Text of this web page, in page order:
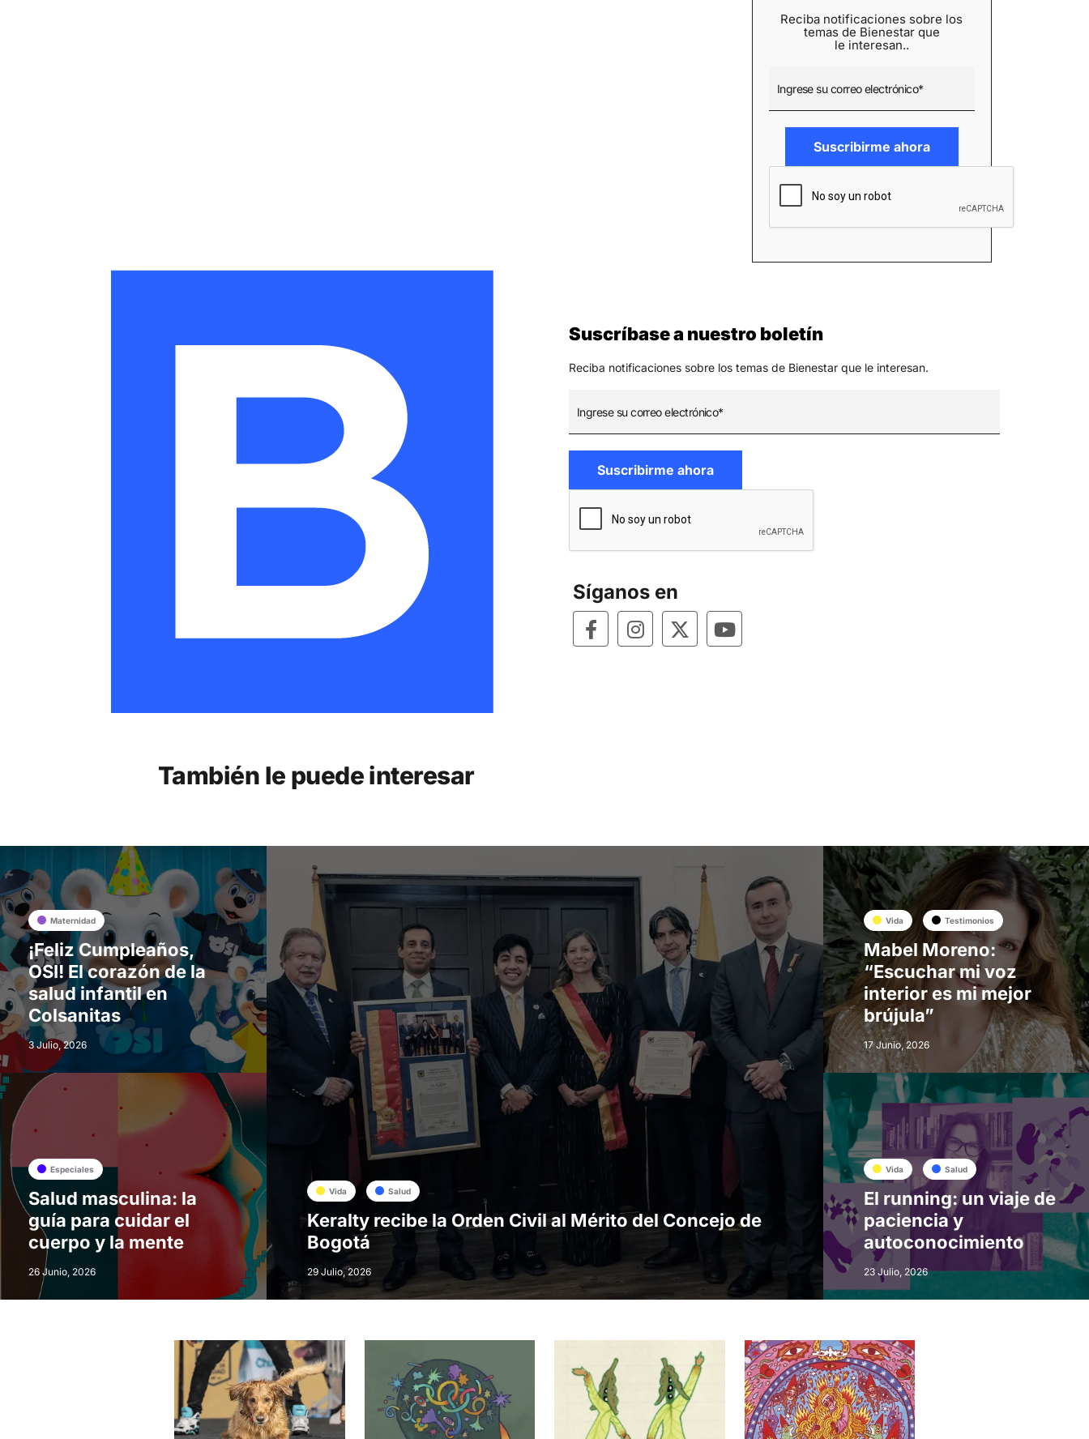
Reciba notificaciones sobre los
temas de Bienestar que
le interesan..
Suscríbase a nuestro boletín
Reciba notificaciones sobre los temas de Bienestar que le interesan.
Síganos en
También le puede interesar
Maternidad
¡Feliz Cumpleaños,
OSI! El corazón de la
salud infantil en
Colsanitas
3 Julio, 2026
Especiales
Salud masculina: la
guía para cuidar el
cuerpo y la mente
26 Junio, 2026
Vida Salud
Keralty recibe la Orden Civil al Mérito del Concejo de
Bogotá
29 Julio, 2026
Vida Testimonios
Mabel Moreno:
“Escuchar mi voz
interior es mi mejor
brújula”
17 Junio, 2026
Vida Salud
El running: un viaje de
paciencia y
autoconocimiento
23 Julio, 2026